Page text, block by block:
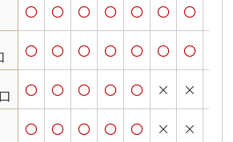
〇 〇 〇 〇 〇 〇 〇
〇 〇 〇 〇 〇 〇 〇
〇 〇 〇 〇 〇 × ×
〇 〇 〇 〇 〇 × ×